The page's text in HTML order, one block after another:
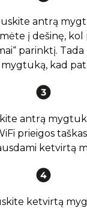
antrą
į dešinę, kol
parinktį.
kad
antrą
prieigos
ketvirtą
ketvirtą